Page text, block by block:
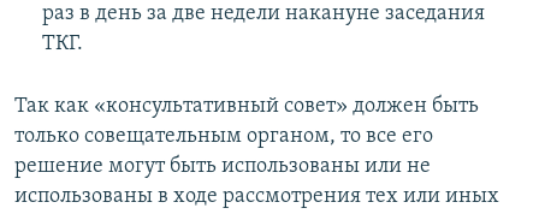
раз в день за две недели накануне заседания
ТКГ.
Так как «консультативный совет» должен быть
только совещательным органом, то все его
решение могут быть использованы или не
использованы в ходе рассмотрения тех или иных